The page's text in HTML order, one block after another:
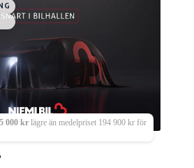
000 kr lägre än medelpriset 194 900 kr för